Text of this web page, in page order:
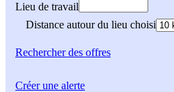
Lieu de travail
Distance autour du lieu choisi
Rechercherdes offres
Créer une alerte